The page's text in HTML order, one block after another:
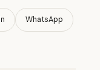
WhatsApp